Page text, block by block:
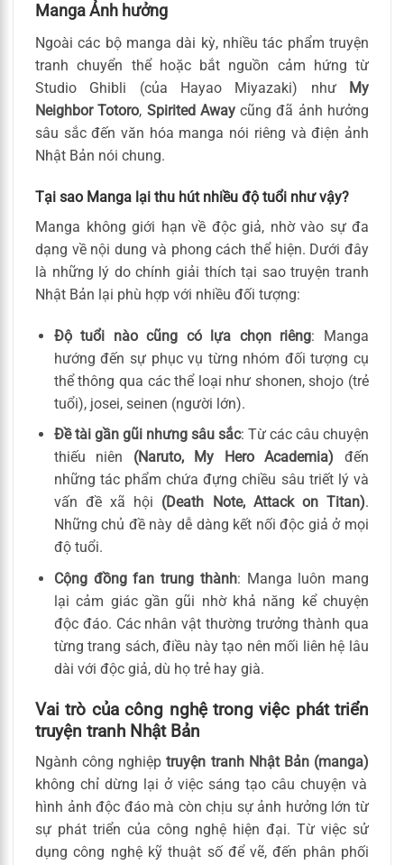
Manga Ảnh hưởng
Ngoài các bộ manga dài kỳ, nhiều tác phẩm truyện
tranh chuyển thể hoặc bắt nguồn cảm hứng từ
Studio Ghibli (của Hayao Miyazaki) như
My
Neighbor Totoro, Spirited Awaycũng đã ảnh hưởng
sâu sắc đến văn hóa manga nói riêng và điện ảnh
Nhật Bản nói chung.
Tại sao Manga lại thu hút nhiều độ tuổi như vậy?
Manga không giới hạn về độc giả, nhờ vào sự đa
dạng về nội dung và phong cách thể hiện. Dưới đây
là những lý do chính giải thích tại sao truyện tranh
Nhật Bản lại phù hợp với nhiều đối tượng:
Độ tuổi nào cũng có lựa chọn riêng: Manga
hướng đến sự phục vụ từng nhóm đối tượng cụ
thể thông qua các thể loại như shonen, shojo (trẻ
tuổi), josei, seinen (người lớn).
Đề tài gần gũi nhưng sâu sắc: Từ các câu chuyện
thiếu niên (Naruto, My Hero Academia) đến
những tác phẩm chứa đựng chiều sâu triết lý và
vấn đề xã hội (Death Note, Attack on Titan).
Những chủ đề này dễ dàng kết nối độc giả ở mọi
độ tuổi.
Cộng đồng fan trung thành: Manga luôn mang
lại cảm giác gần gũi nhờ khả năng kể chuyện
độc đáo. Các nhân vật thường trưởng thành qua
từng trang sách, điều này tạo nên mối liên hệ lâu
dài với độc giả, dù họ trẻ hay già.
Vai trò của công nghệ trong việc phát triển
truyện tranh Nhật Bản
Ngành công nghiệptruyện tranh Nhật Bản (manga)
không chỉ dừng lại ở việc sáng tạo câu chuyện và
hình ảnh độc đáo mà còn chịu sự ảnh hưởng lớn từ
sự phát triển của công nghệ hiện đại. Từ việc sử
dụng công nghệ kỹ thuật số để vẽ, đến phân phối